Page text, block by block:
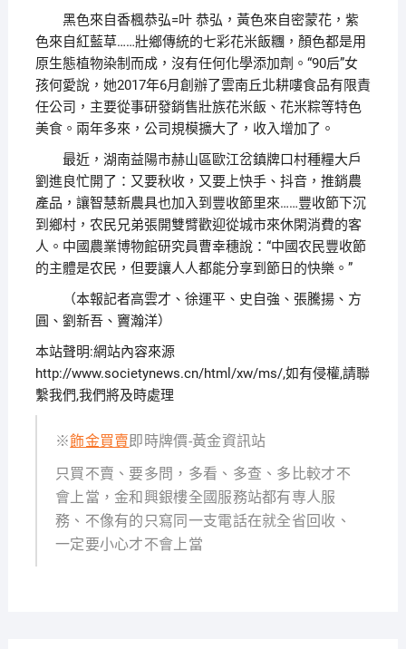
黑色來自香楓恭弘=叶 恭弘，黃色來自密蒙花，紫
色來自紅藍草……壯鄉傳統的七彩花米飯糰，顏色都是用
原生態植物染制而成，沒有任何化學添加劑。“90后”女
孩何愛說，她2017年6月創辦了雲南丘北耕嘍食品有限責
任公司，主要從事研發銷售壯族花米飯、花米粽等特色
美食。兩年多來，公司規模擴大了，收入增加了。
最近，湖南益陽市赫山區歐江岔鎮牌口村種糧大戶
劉進良忙開了：又要秋收，又要上快手、抖音，推銷農
產品，讓智慧新農具也加入到豐收節里來……豐收節下沉
到鄉村，农民兄弟張開雙臂歡迎從城市來休閑消費的客
人。中國農業博物館研究員曹幸穗說：“中國农民豐收節
的主體是农民，但要讓人人都能分享到節日的快樂。”
（本報記者高雲才、徐運平、史自強、張騰揚、方
圓、劉新吾、竇瀚洋）
本站聲明:網站內容來源
http://www.societynews.cn/html/xw/ms/,如有侵權,請聯
繫我們,我們將及時處理
※飾金買賣即時牌價-黃金資訊站
只買不賣、要多問，多看、多查、多比較才不
會上當，金和興銀樓全國服務站都有専人服
務、不像有的只寫同一支電話在就全省回收、
一定要小心才不會上當